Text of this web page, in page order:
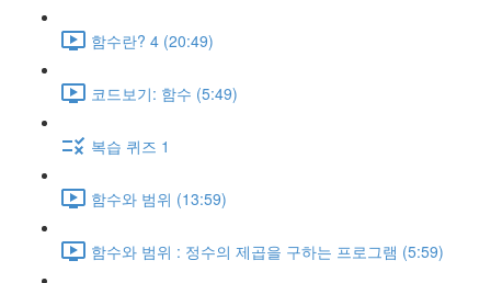
함수란? 4 (20:49)
코드보기: 함수 (5:49)
복습 퀴즈 1
함수와 범위 (13:59)
함수와 범위 : 정수의 제곱을 구하는 프로그램 (5:59)